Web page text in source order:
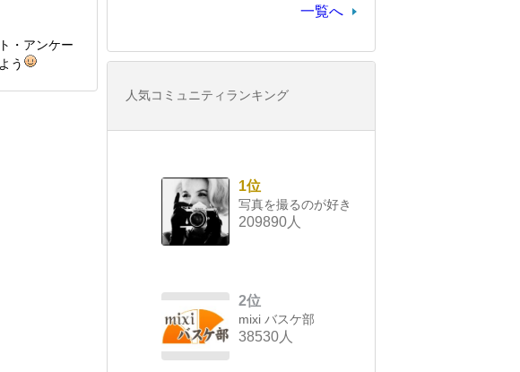
・アンケー
う
一覧へ
人気コミュニティランキング
1位
写真を撮るのが好き
209890人
2位
mixi バスケ部
38530人